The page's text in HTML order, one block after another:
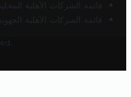
قائمة الشركات الأهلية المحلية
قائمة الشركات الأهلية الجهوية